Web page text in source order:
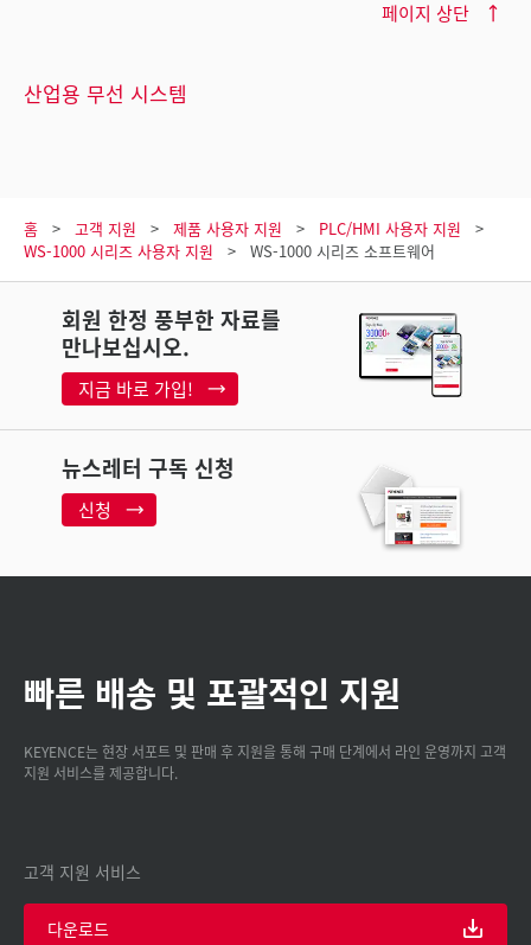
페이지 상단
산업용 무선 시스템
홈 고객 지원 제품 사용자 지원
PLC/HMI 사용자 지원
WS-1000 시리즈 사용자 지원
WS-1000 시리즈 소프트웨어
회원 한정 풍부한 자료를
만나보십시오.
지금 바로 가입!
뉴스레터 구독 신청
신청
빠른 배송 및 포괄적인 지원
KEYENCE는 현장 서포트 및 판매 후 지원을 통해 구매 단계에서 라인 운영까지 고객
지원 서비스를 제공합니다.
고객 지원 서비스
다운로드